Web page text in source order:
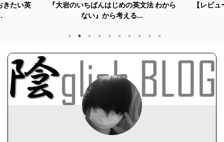
法 わから
【レビュー】『ポレポレ英文読解プロセ
ス50』使い方[俺...
基本四